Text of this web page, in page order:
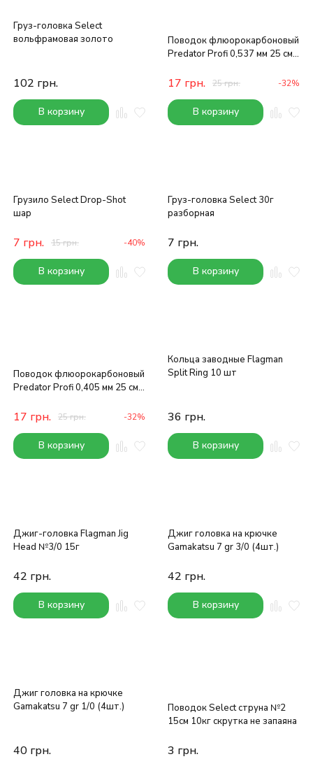
Груз-головка Select
вольфрамовая золото
102 грн.
В корзину
Поводок флюорокарбоновый
Predator Profi 0,537 мм 25 см
17 грн. 25грн. -32%
В корзину
Грузило Select Drop-Shot
шар
7 грн. 15грн. -40%
В корзину
Груз-головка Select 30г
разборная
7 грн.
В корзину
Поводок флюорокарбоновый
Predator Profi 0,405 мм 25 см
17 грн. 25грн. -32%
В корзину
Кольца заводные Flagman
Split Ring 10 шт
36 грн.
В корзину
Джиг-головка Flagman Jig
Head №3/0 15г
42 грн.
В корзину
Джиг головка на крючке
Gamakatsu 7 gr 3/0 (4шт.)
42 грн.
В корзину
Джиг головка на крючке
Gamakatsu 7 gr 1/0 (4шт.)
40 грн.
Поводок Select струна №2
15см 10кг скрутка не запаяна
3 грн.